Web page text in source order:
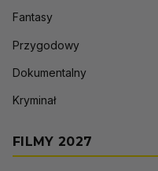
Fantasy
Przygodowy
Dokumentalny
Kryminał
FILMY 2027